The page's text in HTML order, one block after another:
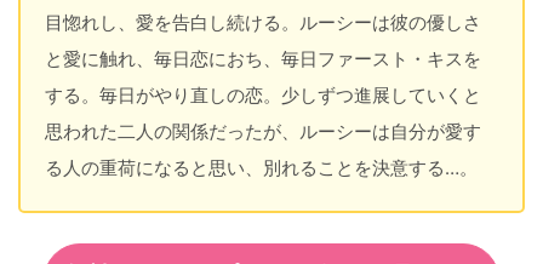
目惚れし、愛を告白し続ける。ルーシーは彼の優しさ
と愛に触れ、毎日恋におち、毎日ファースト・キスを
する。毎日がやり直しの恋。少しずつ進展していくと
思われた二人の関係だったが、ルーシーは自分が愛す
る人の重荷になると思い、別れることを決意する…。